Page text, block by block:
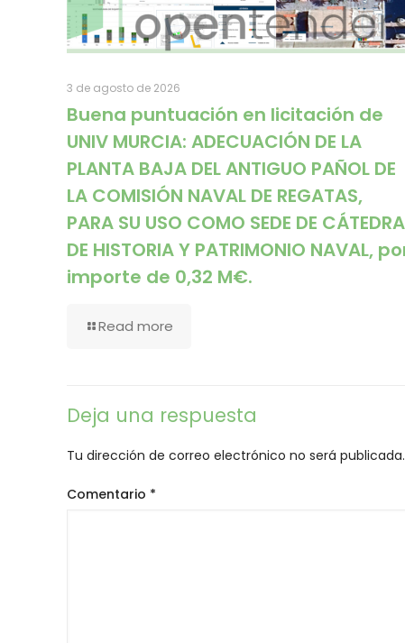
3 de agosto de 2026
Buena puntuación en licitación de
UNIV MURCIA: ADECUACIÓN DE LA
PLANTA BAJA DEL ANTIGUO PAÑOL DE
LA COMISIÓN NAVAL DE REGATAS,
PARA SU USO COMO SEDE DE CÁTEDRA
DE HISTORIA Y PATRIMONIO NAVAL,
importe de 0,32 M€.
Read more
Deja una respuesta
Tu dirección de correo electrónico no será publicada.
Comentario *